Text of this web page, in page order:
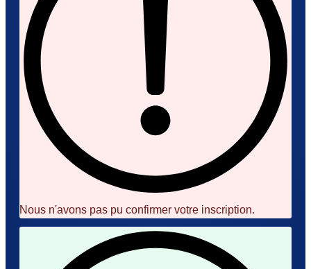
Nous n'avons pas pu confirmer votre inscription.